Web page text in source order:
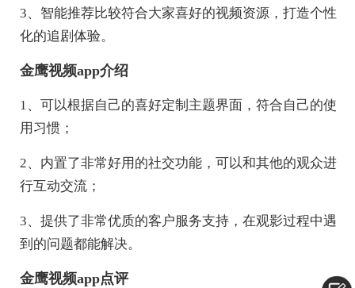
3、智能推荐比较符合大家喜好的视频资源，打造个性
化的追剧体验。
金鹰视频app介绍
1、可以根据自己的喜好定制主题界面，符合自己的使
用习惯；
2、内置了非常好用的社交功能，可以和其他的观众进
行互动交流；
3、提供了非常优质的客户服务支持，在观影过程中遇
到的问题都能解决。
金鹰视频app点评